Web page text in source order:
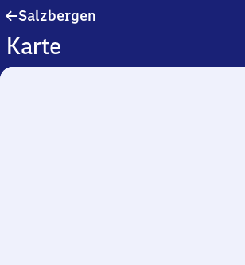
Salzbergen
Karte